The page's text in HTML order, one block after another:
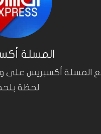
المسلة
المسلة أكسبريس على
لحظة